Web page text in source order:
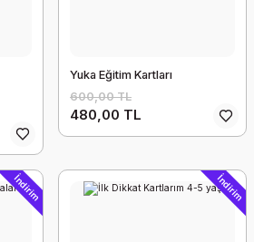
Yuka Eğitim Kartları
600,00 TL
480,00 TL
İndirim İndirim